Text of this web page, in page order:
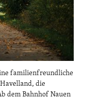
familienfreundliche
die
dem Bahnhof Nauen